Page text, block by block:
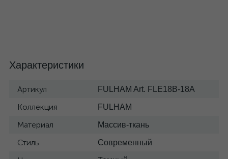
Характеристики
Артикул FULHAM Art. FLE18B-18A
Коллекция FULHAM
Материал Массив-ткань
Стиль Современный